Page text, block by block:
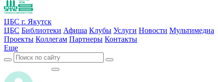
ЦБС г. Якутск
ЦБС Библиотеки Афиша Клубы Услуги Новости Мультимедиа
Проекты Коллегам Партнеры Контакты
Еще